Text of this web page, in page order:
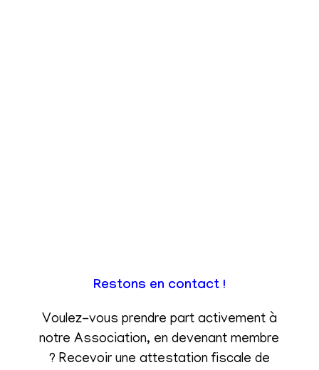
Restons en contact !
Voulez-vous prendre part activement à
notre Association, en devenant membre
? Recevoir une attestation fiscale de